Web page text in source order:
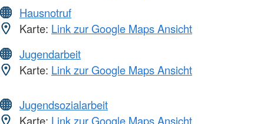
Hausnotruf
Karte: Link zur Google Maps Ansicht
Jugendarbeit
Karte: Link zur Google Maps Ansicht
Jugendsozialarbeit
Karte: Link zur Google Maps Ansicht